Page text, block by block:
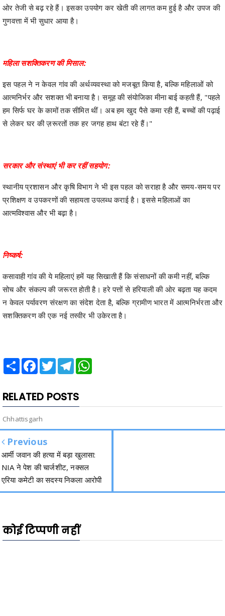
ओर तेजी से बढ़ रहे हैं। इसका उपयोग कर खेती की लागत कम हुई है और उपज की
गुणवत्ता में भी सुधार आया है।
महिला सशक्तिकरण की मिसाल:
इस पहल ने न केवल गांव की अर्थव्यवस्था को मजबूत किया है, बल्कि महिलाओं को
आत्मनिर्भर और सशक्त भी बनाया है। समूह की संयोजिका मीना बाई कहती हैं, "पहले
हम सिर्फ घर के कामों तक सीमित थीं। अब हम खुद पैसे कमा रही हैं, बच्चों की पढ़ाई
से लेकर घर की ज़रूरतों तक हर जगह हाथ बंटा रहे हैं।"
सरकार और संस्थाएं भी कर रहीं सहयोग:
स्थानीय प्रशासन और कृषि विभाग ने भी इस पहल को सराहा है और समय-समय पर
प्रशिक्षण व उपकरणों की सहायता उपलब्ध कराई है। इससे महिलाओं का
आत्मविश्वास और भी बढ़ा है।
निष्कर्ष:
कसावाही गांव की ये महिलाएं हमें यह सिखाती हैं कि संसाधनों की कमी नहीं, बल्कि
सोच और संकल्प की जरूरत होती है। हरे पत्तों से हरियाली की ओर बढ़ता यह कदम
न केवल पर्यावरण संरक्षण का संदेश देता है, बल्कि ग्रामीण भारत में आत्मनिर्भरता और
सशक्तिकरण की एक नई तस्वीर भी उकेरता है।
Share Facebook
TwitterTelegram
RELATED POSTS
Chhattisgarh
Previous
आर्मी जवान की हत्या में बड़ा खुलासा:
NIA ने पेश की चार्जशीट, नक्सल
एरिया कमेटी का सदस्य निकला आरोपी
कोई टिप्पणी नहीं